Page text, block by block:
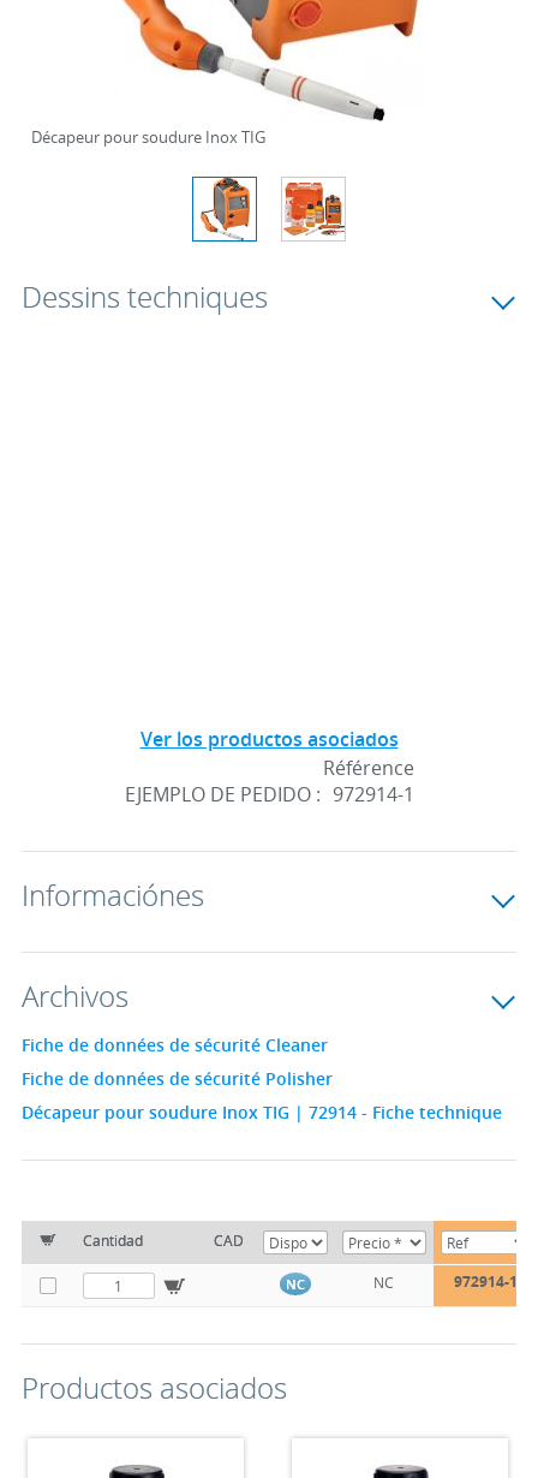
Décapeur pour soudure Inox TIG
Dessins techniques
Ver los productos asociados
EJEMPLO DE PEDIDO :
Référence
972914-1
Informaciónes
Archivos
Fiche de données de sécurité Cleaner
Fiche de données de sécurité Polisher
Décapeur pour soudure Inox TIG | 72914 - Fiche technique
Cantidad CAD
NC NC 972914-1
Productos asociados